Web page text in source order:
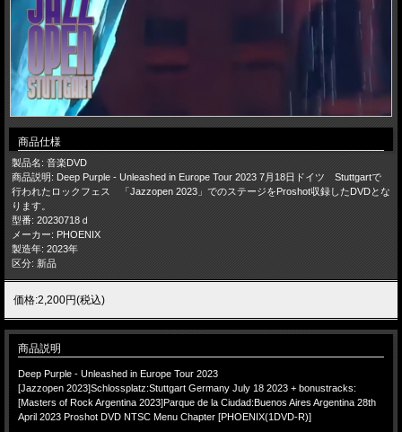
商品仕様
製品名: 音楽DVD
商品説明: Deep Purple - Unleashed in Europe Tour 2023 7月18日ドイツ Stuttgartで
行われたロックフェス 「Jazzopen 2023」でのステージをProshot収録したDVDとな
ります。
型番: 20230718ｄ
メーカー: PHOENIX
製造年: 2023年
区分: 新品
価格:2,200円(税込)
商品説明
Deep Purple - Unleashed in Europe Tour 2023
[Jazzopen 2023]Schlossplatz:Stuttgart Germany July 18 2023 + bonustracks:
[Masters of Rock Argentina 2023]Parque de la Ciudad:Buenos Aires Argentina 28th
April 2023 Proshot DVD NTSC Menu Chapter [PHOENIX(1DVD-R)]